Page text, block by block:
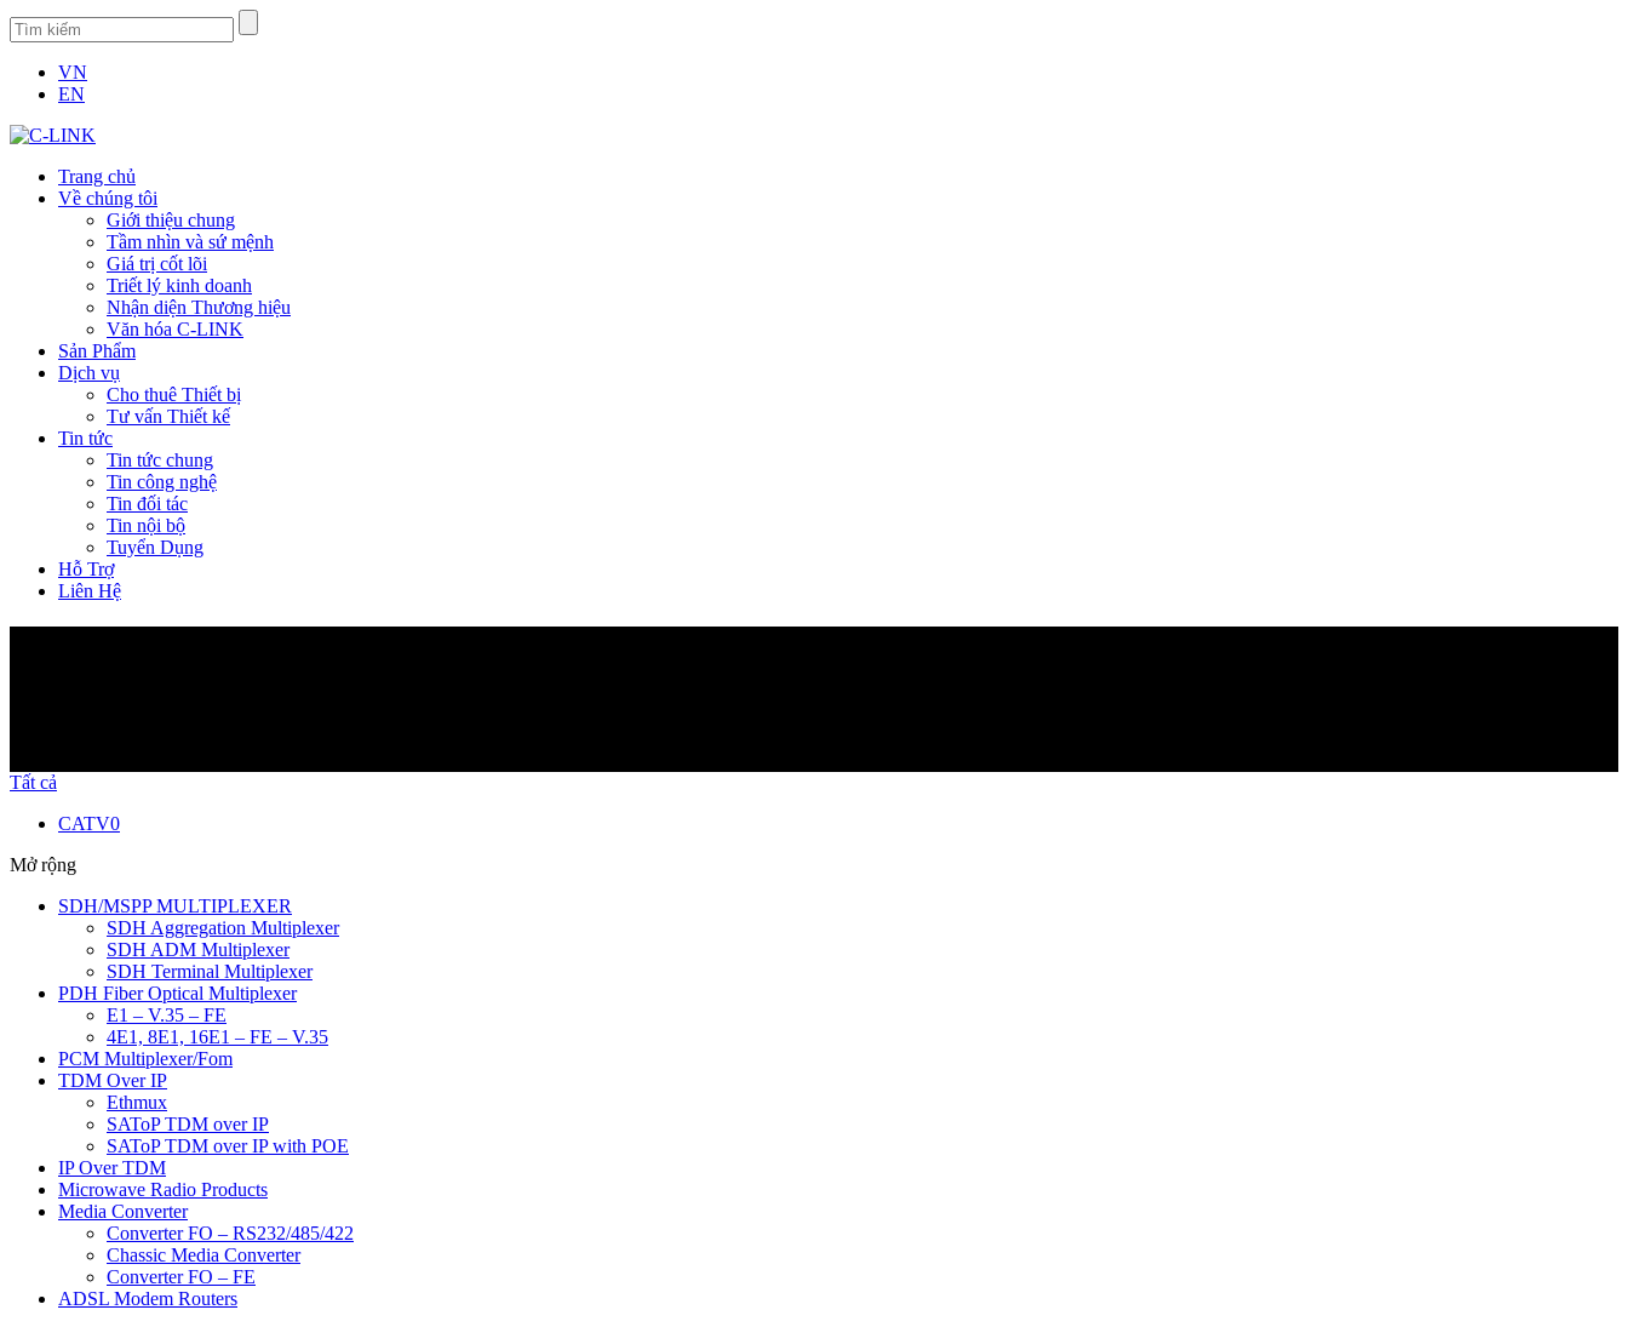
VN
EN
Trang chủ
Về chúng tôi
Giới thiệu chung
Tầm nhìn và sứ mệnh
Giá trị cốt lõi
Triết lý kinh doanh
Nhận diện Thương hiệu
Văn hóa C-LINK
Sản Phẩm
Dịch vụ
Cho thuê Thiết bị
Tư vấn Thiết kế
Tin tức
Tin tức chung
Tin công nghệ
Tin đối tác
Tin nội bộ
Tuyển Dụng
Hỗ Trợ
Liên Hệ
Tất cả
CATV0
Mở rộng
SDH/MSPP MULTIPLEXER
SDH Aggregation Multiplexer
SDH ADM Multiplexer
SDH Terminal Multiplexer
PDH Fiber Optical Multiplexer
E1 – V.35 – FE
4E1, 8E1, 16E1 – FE – V.35
PCM Multiplexer/Fom
TDM Over IP
Ethmux
SAToP TDM over IP
SAToP TDM over IP with POE
IP Over TDM
Microwave Radio Products
Media Converter
Converter FO – RS232/485/422
Chassic Media Converter
Converter FO – FE
ADSL Modem Routers